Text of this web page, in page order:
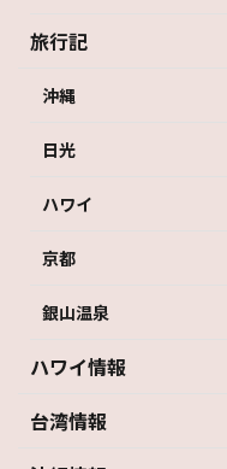
旅行記
沖縄
日光
ハワイ
京都
銀山温泉
ハワイ情報
台湾情報